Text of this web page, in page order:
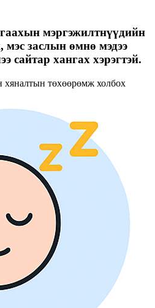
мэргэжилтнүүдийн
мэс заслын өмнө мэдээ
сайтар хангах хэрэгтэй.
төхөөрөмж холбох